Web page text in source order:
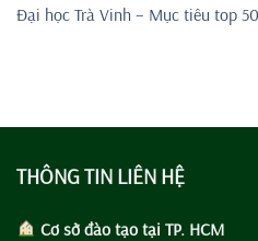
Đại học Trà Vinh – Mục tiêu top
THÔNG TIN LIÊN HỆ
Cơ sở đào tạo tại TP. HCM